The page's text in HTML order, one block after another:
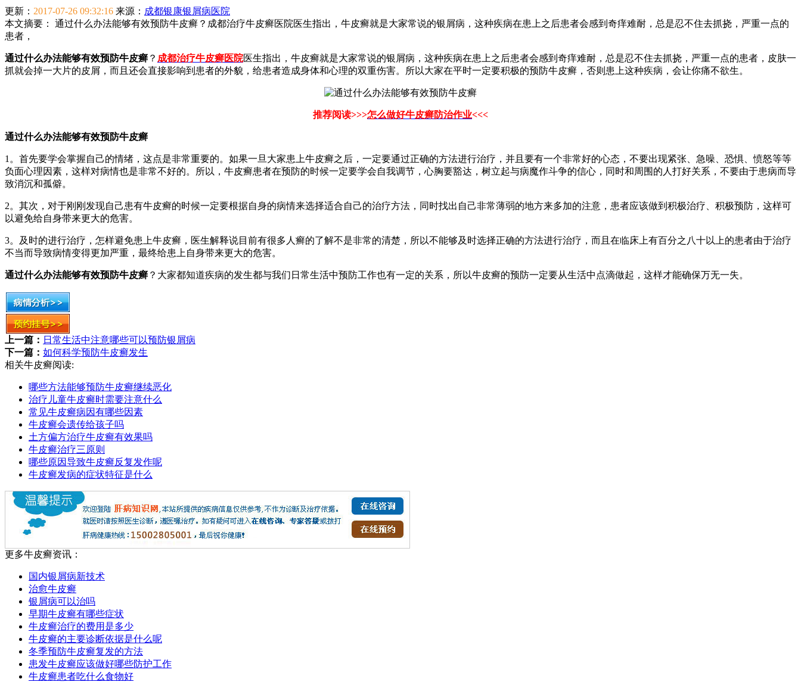
更新： 2017-07-26 09:32:16 来源： 成都银康银屑病医院
本文摘要：
通过什么办法能够有效预防牛皮癣？成都治疗牛皮癣医院医生指出，牛皮癣就是大家常说的银屑病，这种疾病在患上之后患者会感到奇痒难耐，总是忍不住去抓挠，严重一点的
患者，
通过什么办法能够有效预防牛皮癣 ？ 成都治疗牛皮癣医院医生指出，牛皮癣就是大家常说的银屑病，这种疾病在患上之后患者会感到奇痒难耐，总是忍不住去抓挠，严重一点的患者，皮肤一
抓就会掉一大片的皮屑，而且还会直接影响到患者的外貌，给患者造成身体和心理的双重伤害。所以大家在平时一定要积极的预防牛皮癣，否则患上这种疾病，会让你痛不欲生。
推荐阅读>>>怎么做好牛皮癣防治作业<<<
通过什么办法能够有效预防牛皮癣
1。首先要学会掌握自己的情绪，这点是非常重要的。如果一旦大家患上牛皮癣之后，一定要通过正确的方法进行治疗，并且要有一个非常好的心态，不要出现紧张、急噪、恐惧、愤怒等等
负面心理因素，这样对病情也是非常不好的。所以，牛皮癣患者在预防的时候一定要学会自我调节，心胸要豁达，树立起与病魔作斗争的信心，同时和周围的人打好关系，不要由于患病而导
致消沉和孤僻。
2。其次，对于刚刚发现自己患有牛皮癣的时候一定要根据自身的病情来选择适合自己的治疗方法，同时找出自己非常薄弱的地方来多加的注意，患者应该做到积极治疗、积极预防，这样可
以避免给自身带来更大的危害。
3。及时的进行治疗，怎样避免患上牛皮癣，医生解释说目前有很多人癣的了解不是非常的清楚，所以不能够及时选择正确的方法进行治疗，而且在临床上有百分之八十以上的患者由于治疗
不当而导致病情变得更加严重，最终给患上自身带来更大的危害。
通过什么办法能够有效预防牛皮癣 ？大家都知道疾病的发生都与我们日常生活中预防工作也有一定的关系，所以牛皮癣的预防一定要从生活中点滴做起，这样才能确保万无一失。
上一篇： 日常生活中注意哪些可以预防银屑病
下一篇： 如何科学预防牛皮癣发生
相关牛皮癣阅读:
哪些方法能够预防牛皮癣继续恶化
治疗儿童牛皮癣时需要注意什么
常见牛皮癣病因有哪些因素
牛皮癣会遗传给孩子吗
土方偏方治疗牛皮癣有效果吗
牛皮癣治疗三原则
哪些原因导致牛皮癣反复发作呢
牛皮癣发病的症状特征是什么
更多牛皮癣资讯：
国内银屑病新技术
治愈牛皮癣
银屑病可以治吗
早期牛皮癣有哪些症状
牛皮癣治疗的费用是多少
牛皮癣的主要诊断依据是什么呢
冬季预防牛皮癣复发的方法
患发牛皮癣应该做好哪些防护工作
牛皮癣患者吃什么食物好